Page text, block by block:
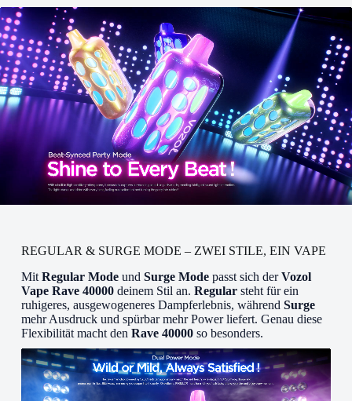
REGULAR & SURGE MODE – ZWEI STILE, EIN VAPE
Mit Regular Modeund Surge Modepasst sich derVozol
Vape Rave 40000deinem Stil an. Regularsteht für ein
ruhigeres, ausgewogeneres Dampferlebnis, während Surge
mehr Ausdruck und spürbar mehr Power liefert. Genau diese
Flexibilität macht den Rave 40000so besonders.